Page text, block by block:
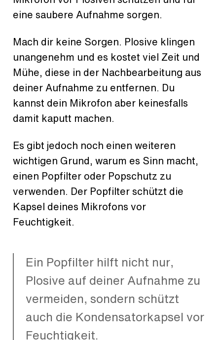
eine saubere Aufnahme sorgen.
Mach dir keine Sorgen. Plosive klingen
unangenehm und es kostet viel Zeit und
Mühe, diese in der Nachbearbeitung aus
deiner Aufnahme zu entfernen. Du
kannst dein Mikrofon aber keinesfalls
damit kaputt machen.
Es gibt jedoch noch einen weiteren
wichtigen Grund, warum es Sinn macht,
einen Popfilter oder Popschutz zu
verwenden. Der Popfilter schützt die
Kapsel deines Mikrofons vor
Feuchtigkeit.
Ein Popfilter hilft nicht nur,
Plosive auf deiner Aufnahme zu
vermeiden, sondern schützt
auch die Kondensatorkapsel vor
Feuchtigkeit.